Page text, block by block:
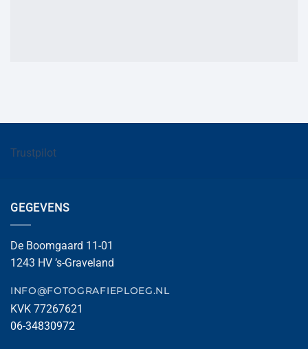
Trustpilot
GEGEVENS
De Boomgaard 11-01
1243 HV ’s-Graveland
INFO@FOTOGRAFIEPLOEG.NL
KVK 77267621
06-34830972